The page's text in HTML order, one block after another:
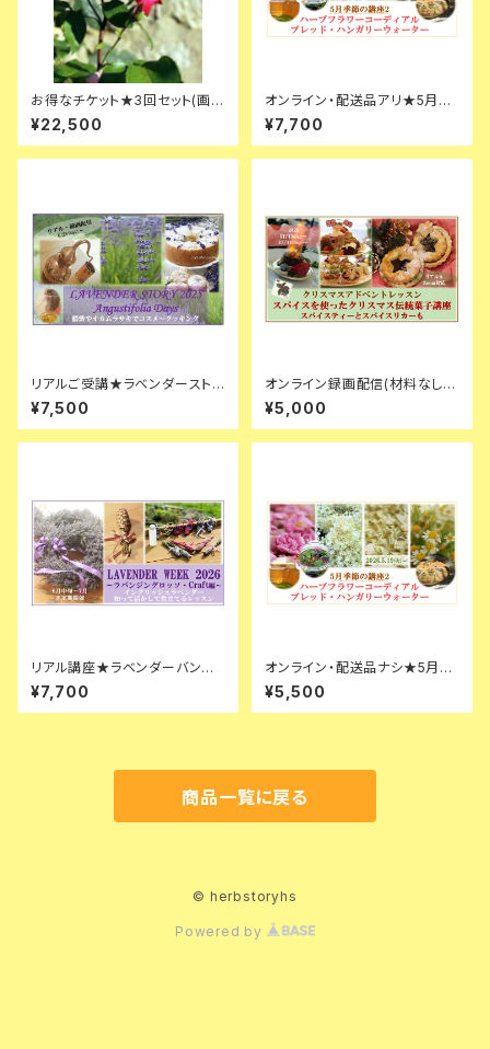
お得なチケット★3回セット(画像
は参考です)
¥22,500
オンライン・配送品アリ★5月の
講座【ハンガリーウォーター&コ
スメ】
¥7,700
リアルご受講★ラベンダースト
ーリー・アングストフォリアデイ
¥7,500
オンライン録画配信(材料なし)
★クリスマス英国伝統菓子レッ
スン★ミンスミートとミンスパイ
と
¥5,000
リアル講座★ラベンダーバンド
ルズ＆ミニリースづくり
¥7,700
オンライン・配送品ナシ★5月・
季節の講座【ハーブコーディアル
レッスン】材料アリ
¥5,500
商品一覧に戻る
© herbstoryhs
Powered by